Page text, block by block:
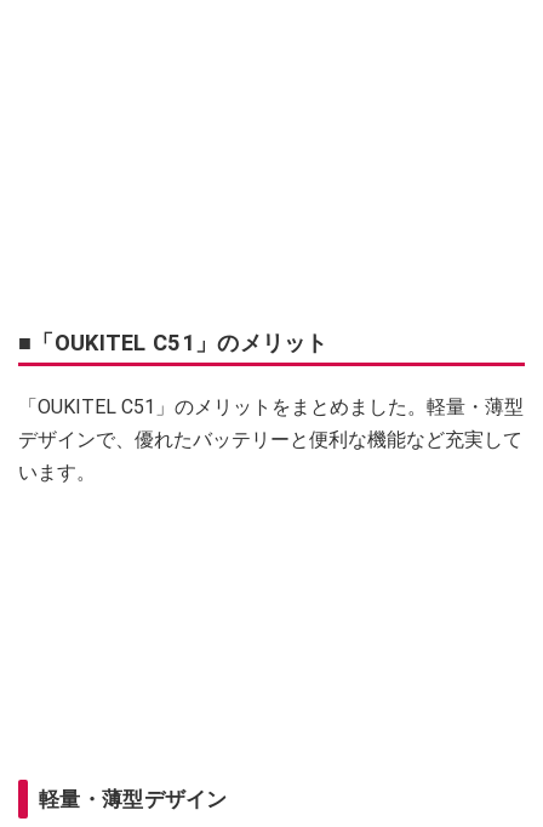
■「OUKITEL C51」のメリット
「OUKITEL C51」のメリットをまとめました。軽量・薄型
デザインで、優れたバッテリーと便利な機能など充実して
います。
軽量・薄型デザイン